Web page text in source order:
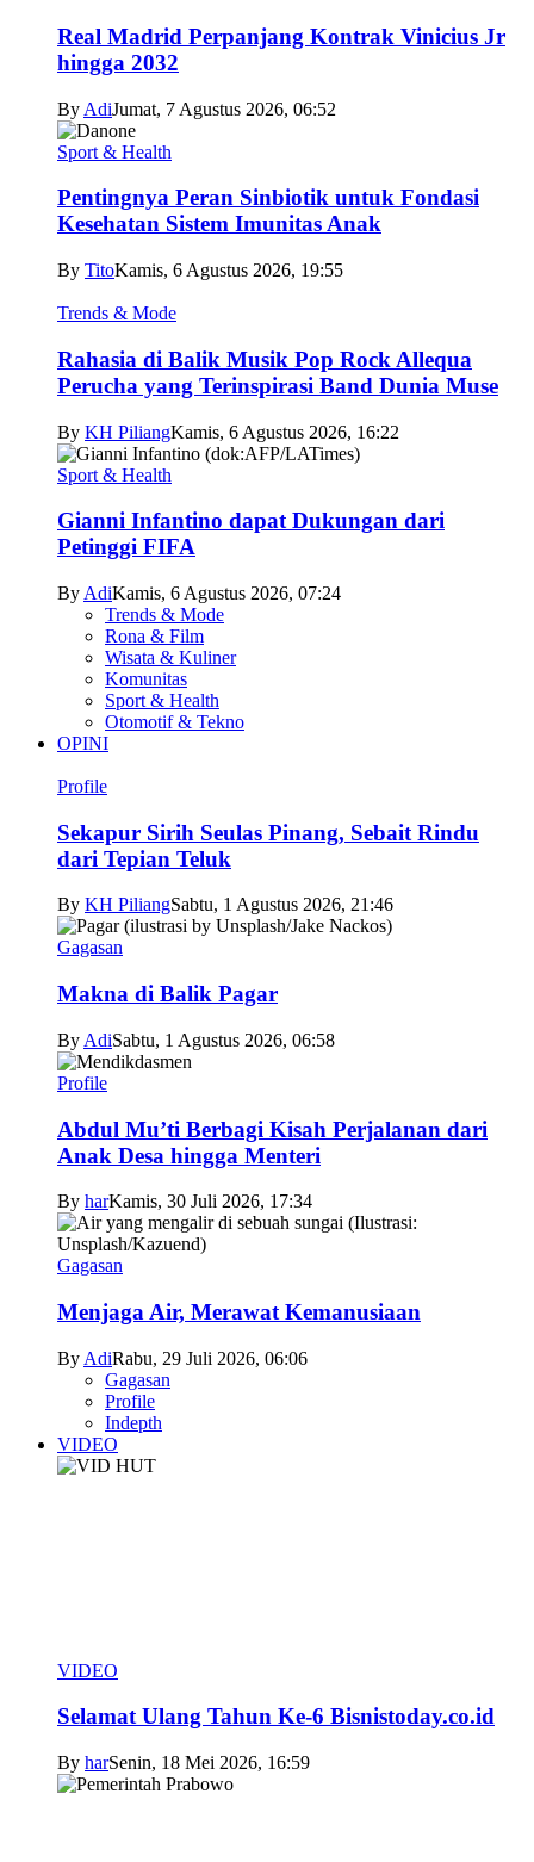
Real Madrid Perpanjang Kontrak Vinicius Jr
hingga 2032
By AdiJumat, 7 Agustus 2026, 06:52
Sport & Health
Pentingnya Peran Sinbiotik untuk Fondasi
Kesehatan Sistem Imunitas Anak
By TitoKamis, 6 Agustus 2026, 19:55
Trends & Mode
Rahasia di Balik Musik Pop Rock Allequa
Perucha yang Terinspirasi Band Dunia Muse
By KH PiliangKamis, 6 Agustus 2026, 16:22
Sport & Health
Gianni Infantino dapat Dukungan dari
Petinggi FIFA
By AdiKamis, 6 Agustus 2026, 07:24
Trends & Mode
Rona & Film
Wisata & Kuliner
Komunitas
Sport & Health
Otomotif & Tekno
OPINI
Profile
Sekapur Sirih Seulas Pinang, Sebait Rindu
dari Tepian Teluk
By KH PiliangSabtu, 1 Agustus 2026, 21:46
Gagasan
Makna di Balik Pagar
By AdiSabtu, 1 Agustus 2026, 06:58
Profile
Abdul Mu’ti Berbagi Kisah Perjalanan dari
Anak Desa hingga Menteri
By harKamis, 30 Juli 2026, 17:34
Gagasan
Menjaga Air, Merawat Kemanusiaan
By AdiRabu, 29 Juli 2026, 06:06
Gagasan
Profile
Indepth
VIDEO
VIDEO
Selamat Ulang Tahun Ke-6 Bisnistoday.co.id
By harSenin, 18 Mei 2026, 16:59